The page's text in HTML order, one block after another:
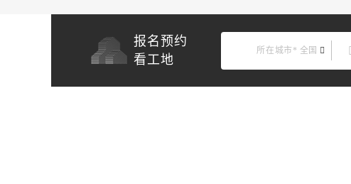
报名预约
看工地
所在城市* 全国